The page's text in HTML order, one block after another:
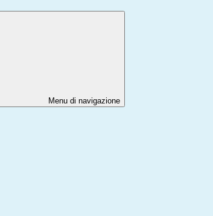
Menu di navigazione